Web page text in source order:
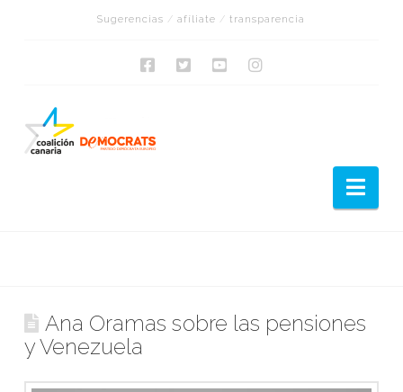
Sugerencias /afíliate /transparencia
Ana Oramas sobre las pensiones
y Venezuela